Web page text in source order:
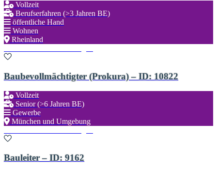
Vollzeit
Berufserfahren (>3 Jahren BE)
öffentliche Hand
Wohnen
Rheinland
Baubevollmächtigter (Prokura) – ID: 10822
Vollzeit
Senior (>6 Jahren BE)
Gewerbe
München und Umgebung
Bauleiter – ID: 9162